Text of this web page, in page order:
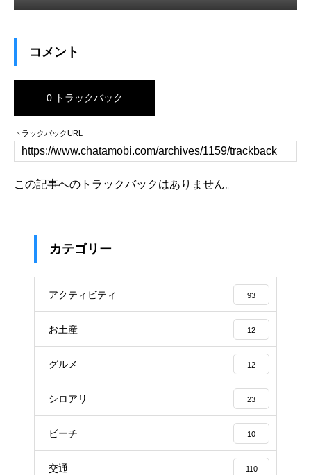
コメント
0 トラックバック
トラックバックURL
この記事へのトラックバックはありません。
カテゴリー
アクティビティ 93
お土産 12
グルメ 12
シロアリ 23
ビーチ 10
交通 110